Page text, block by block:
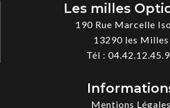
Les milles
190 Rue Marcelle
13290 les Milles
Tél :
Mentions Légales